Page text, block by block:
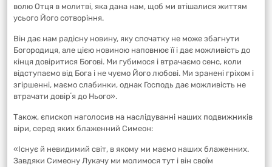
волю Отця в молитві, яка дана нам, щоб ми втішалися життям
усього Його сотворіння.
Він дає нам радісну новину, яку спочатку не може збагнути
Богородиця, але цією новиною наповнює її і дає можливість до
кінця довіритися Богові. Ми губимося і втрачаємо сенс, коли
відступаємо від Бога і не чуємо Його любові. Ми зранені гріхом і
згіршенні, маємо слабинки, однак Господь дає можливість не
втрачати довірʼя до Нього».
Також, єпископ наголосив на наслідуванні наших подвижників
віри, серед яких блаженний Симеон:
«Існує й невидимий світ, в якому ми маємо наших блаженних.
Завдяки Симеону Лукачу ми молимося тут і він своїм